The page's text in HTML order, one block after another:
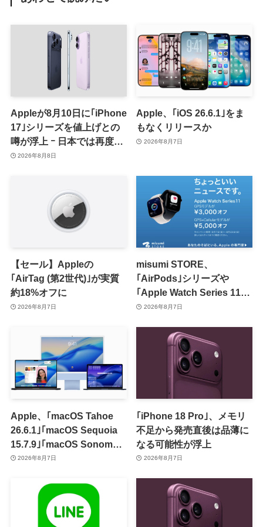
Appleが8月10日に｢iPhone
17｣シリーズを値上げとの
噂が浮上 ｰ 日本では再度値
上げの可能性も?!
2026年8月8日
Apple、｢iOS 26.6.1｣をま
もなくリリースか
2026年8月7日
【セール】Appleの
｢AirTag (第2世代)｣が実質
約18%オフに
2026年8月7日
misumi STORE、
｢AirPods｣シリーズや
｢Apple Watch Series 11｣
のセールを開催中
2026年8月7日
Apple、｢macOS Tahoe
26.6.1｣｢macOS Sequoia
15.7.9｣｢macOS Sonoma
14.8.9｣をリリース ｰ 画面共
2026年8月7日
｢iPhone 18 Pro｣、メモリ
不足から発売直後は品薄に
なる可能性が浮上
2026年8月7日